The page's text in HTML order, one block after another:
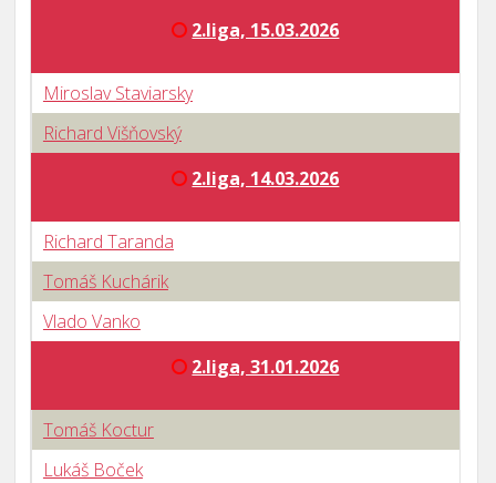
2.liga, 15.03.2026
Miroslav Staviarsky
Richard Višňovský
2.liga, 14.03.2026
Richard Taranda
Tomáš Kuchárik
Vlado Vanko
2.liga, 31.01.2026
Tomáš Koctur
Lukáš Boček